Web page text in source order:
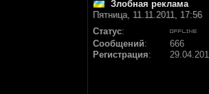
Злобная реклама
Пятница, 11.11.2011, 17:56
Статус:
Сообщений:
666
Регистрация: